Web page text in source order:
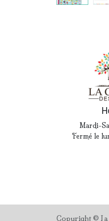
Mardi-
Fermé le
Copyright © La